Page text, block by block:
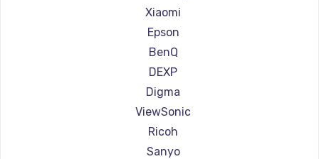
Ремонт проекторов HITACHI
Ремонт проекторов Panasonic
Ремонт проекторов Hisense
Xiaomi
Epson
BenQ
DEXP
Digma
ViewSonic
Ricoh
Sanyo